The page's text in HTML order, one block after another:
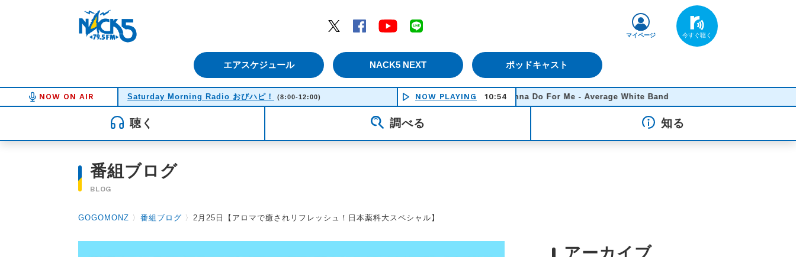
Twitter
Facebook YouTube
エアスケジュール NACK5 NEXT ポッドキャスト
マイページ
NOW ON AIR Saturday Morning Radio おびハピ！ (8:00-12:00) NOW PLAYING 10:54
Whatcha’ Gonna Do For Me - Average White Band
聴く 調べる 知る
番組ブログ
BLOG
GOGOMONZ 〉 番組ブログ 〉 2月25日【アロマで癒されリフレッシュ！日本薬科大スペシャル】
アーカイブ